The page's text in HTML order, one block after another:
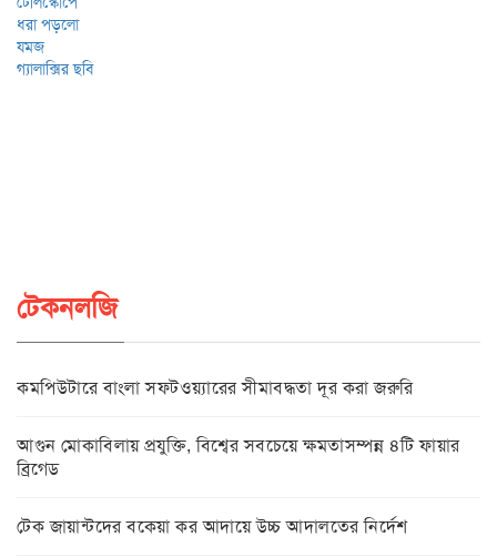
টেকনলজি
কমপিউটারে বাংলা সফটওয়্যারের সীমাবদ্ধতা দূর করা জরুরি
আগুন মোকাবিলায় প্রযুক্তি, বিশ্বের সবচেয়ে ক্ষমতাসম্পন্ন ৪টি ফায়ার
ব্রিগেড
টেক জায়ান্টদের বকেয়া কর আদায়ে উচ্চ আদালতের নির্দেশ